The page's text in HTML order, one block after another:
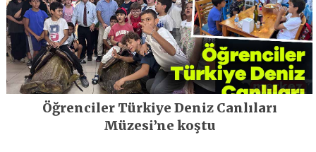
Öğrenciler Türkiye Deniz Canlıları
Müzesi’ne koştu